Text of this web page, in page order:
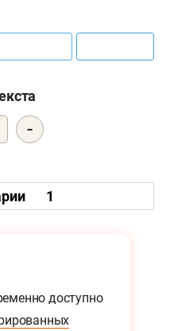
-
1
доступно